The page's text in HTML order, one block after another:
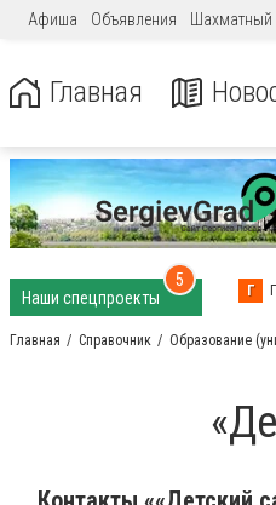
Афиша Объявления Шахматный
Главная
Наши спецпроекты
5
Г
Главная Справочник Образование